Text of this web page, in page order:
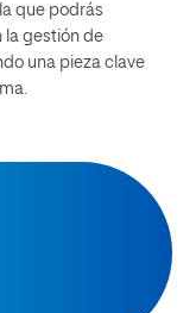
la que podrás
la gestión de
una pieza clave